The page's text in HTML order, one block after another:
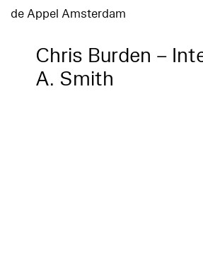
de Appel Amsterdam
Chris Burden –
A. Smith